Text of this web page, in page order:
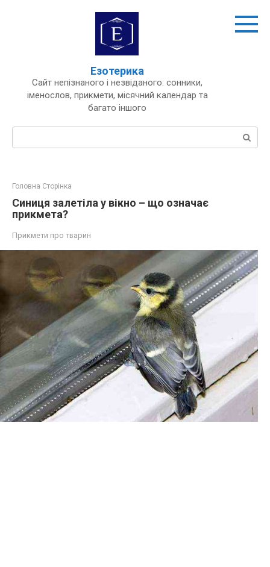
Езотерика
Сайт непізнаного і незвіданого: сонники,
іменослов, прикмети, місячний календар та
багато іншого
Пошук:
Головна Сторінка
Синиця залетіла у вікно – що означає
прикмета?
Прикмети про тварин